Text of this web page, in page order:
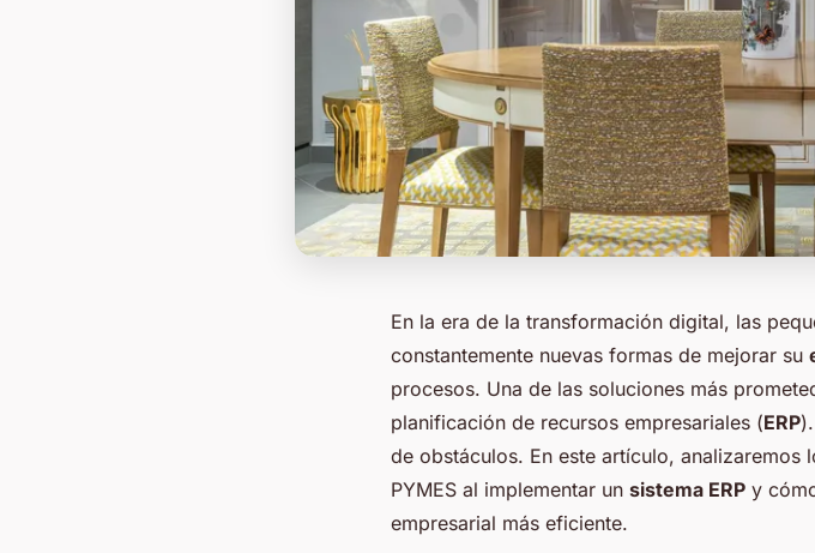
En la era de la transformación digital, las
constantemente nuevas formas de mejorar su
procesos. Una de las soluciones más
planificación de recursos empresariales (ERP
de obstáculos. En este artículo, analizaremos
PYMES al implementar un sistema ERP y
empresarial más eficiente.